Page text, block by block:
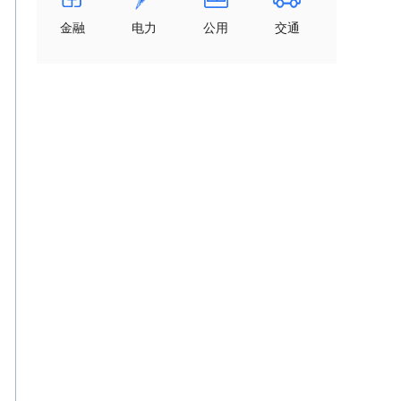
金融 电力 公用 交通